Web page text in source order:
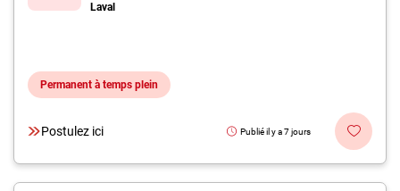
Laval
Permanent à temps plein
Postulez ici Publié il y a 7 jours